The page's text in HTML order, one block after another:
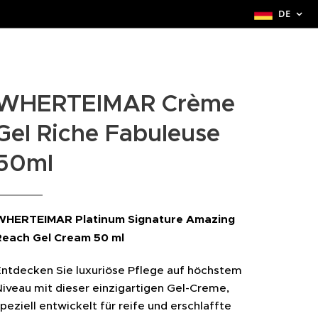
DE
Crème
Riche Fabuleuse
Platinum Signature Amazing
Gel Cream 50 ml
Sie luxuriöse Pflege auf höchstem
mit dieser einzigartigen Gel-Creme,
entwickelt für reife und erschlaffte